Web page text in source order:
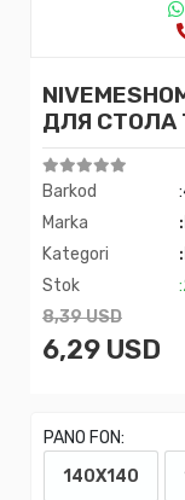
ДЛЯ СТОЛА
Barkod
Marka
Kategori
Stok
8,39 USD
6,29 USD
PANO FON:
140X140